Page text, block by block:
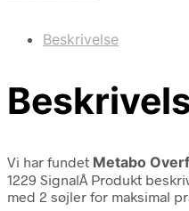
Beskrivelse
Vi har fundet Metabo
1229 SignalÂ Produkt
med 2 søjler for maksimal